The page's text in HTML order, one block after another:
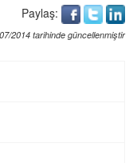
Paylaş:
2014 tarihinde güncellenmiştir